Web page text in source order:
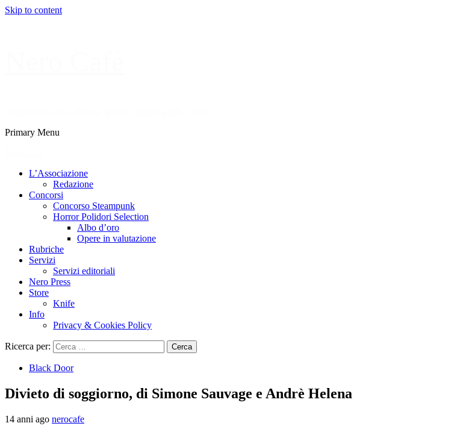
Skip to content
Primary Menu
L’Associazione
Redazione
Concorsi
Concorso Steampunk
Horror Polidori Selection
Albo d’oro
Opere in valutazione
Rubriche
Servizi
Servizi editoriali
Nero Press
Store
Knife
Info
Privacy & Cookies Policy
Ricerca per:
Black Door
Divieto di soggiorno, di Simone Sauvage e Andrè Helena
14 anni ago nerocafe